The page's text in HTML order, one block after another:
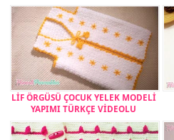
LİF ÖRGÜSÜ ÇOCUK YELEK MODELİ
YAPIMI TÜRKÇE VİDEOLU